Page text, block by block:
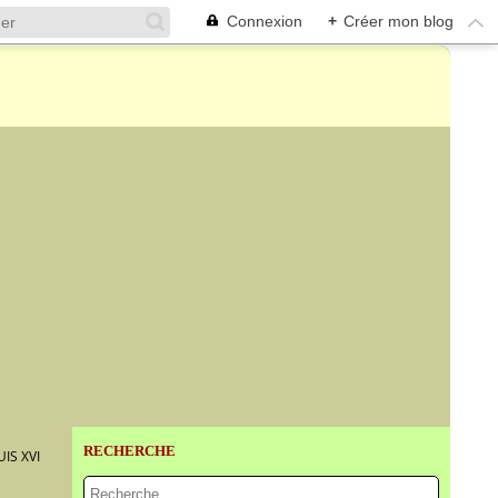
Connexion + Créer mon blog
XVI RECHERCHE